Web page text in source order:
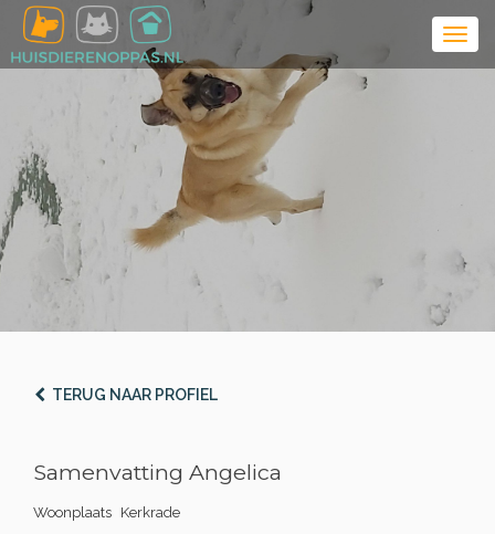
TERUG NAAR PROFIEL
Samenvatting Angelica
Woonplaats Kerkrade